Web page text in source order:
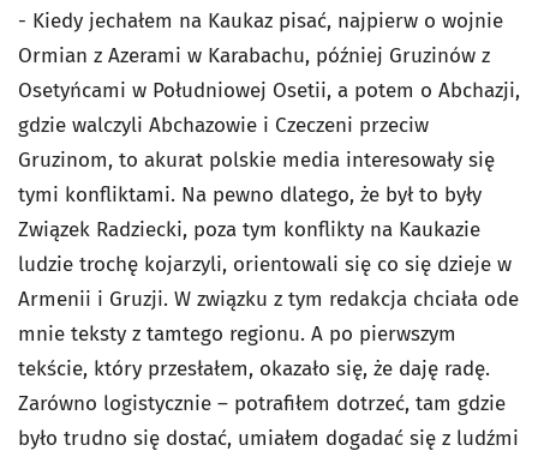
- Kiedy jechałem na Kaukaz pisać, najpierw o wojnie
Ormian z Azerami w Karabachu, później Gruzinów z
Osetyńcami w Południowej Osetii, a potem o Abchazji,
gdzie walczyli Abchazowie i Czeczeni przeciw
Gruzinom, to akurat polskie media interesowały się
tymi konfliktami. Na pewno dlatego, że był to były
Związek Radziecki, poza tym konflikty na Kaukazie
ludzie trochę kojarzyli, orientowali się co się dzieje w
Armenii i Gruzji. W związku z tym redakcja chciała ode
mnie teksty z tamtego regionu. A po pierwszym
tekście, który przesłałem, okazało się, że daję radę.
Zarówno logistycznie – potrafiłem dotrzeć, tam gdzie
było trudno się dostać, umiałem dogadać się z ludźmi